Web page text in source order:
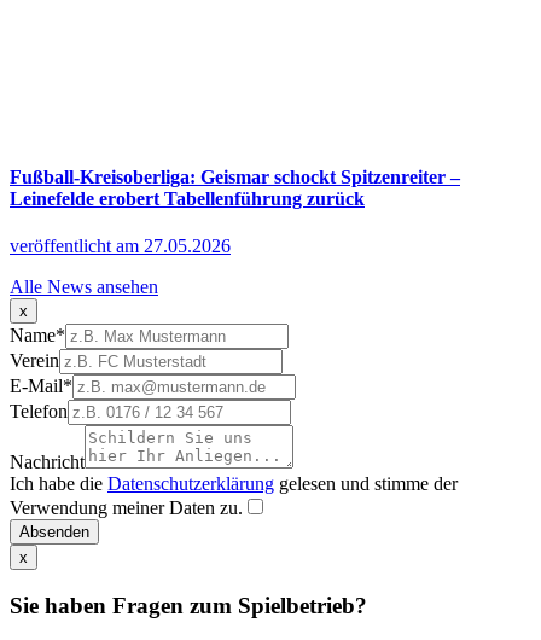
Fußball-Kreisoberliga: Geismar schockt Spitzenreiter –
Leinefelde erobert Tabellenführung zurück
veröffentlicht am 27.05.2026
Alle News ansehen
x
Name*
Verein
E-Mail*
Telefon
Nachricht
Ich habe die Datenschutzerklärung gelesen und stimme der
Verwendung meiner Daten zu.
Absenden
x
Sie haben Fragen zum Spielbetrieb?